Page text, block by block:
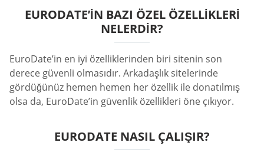
EURODATE’IN BAZI ÖZEL ÖZELLIKLERI
NELERDIR?
EuroDate’in en iyi özelliklerinden biri sitenin son
derece güvenli olmasıdır. Arkadaşlık sitelerinde
gördüğünüz hemen hemen her özellik ile donatılmış
olsa da, EuroDate’in güvenlik özellikleri öne çıkıyor.
EURODATE NASIL ÇALIŞIR?